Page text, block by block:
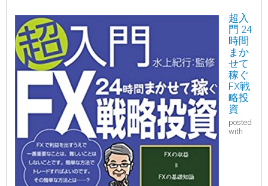
超入
門 24
時間
まか
せて
稼ぐ
FX戦
略投
資
posted
with